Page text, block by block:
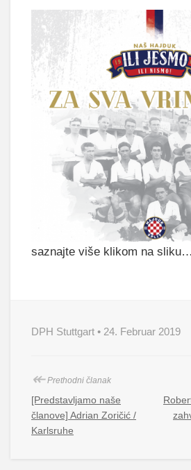
saznajte više klikom na sliku…
DPH Stuttgart • 24. Februar 2019
↞Prethodni članak
[Predstavljamo naše
članove] Adrian Zoričić /
Karlsruhe